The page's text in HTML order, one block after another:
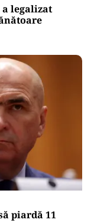
legalizat
piardă 11